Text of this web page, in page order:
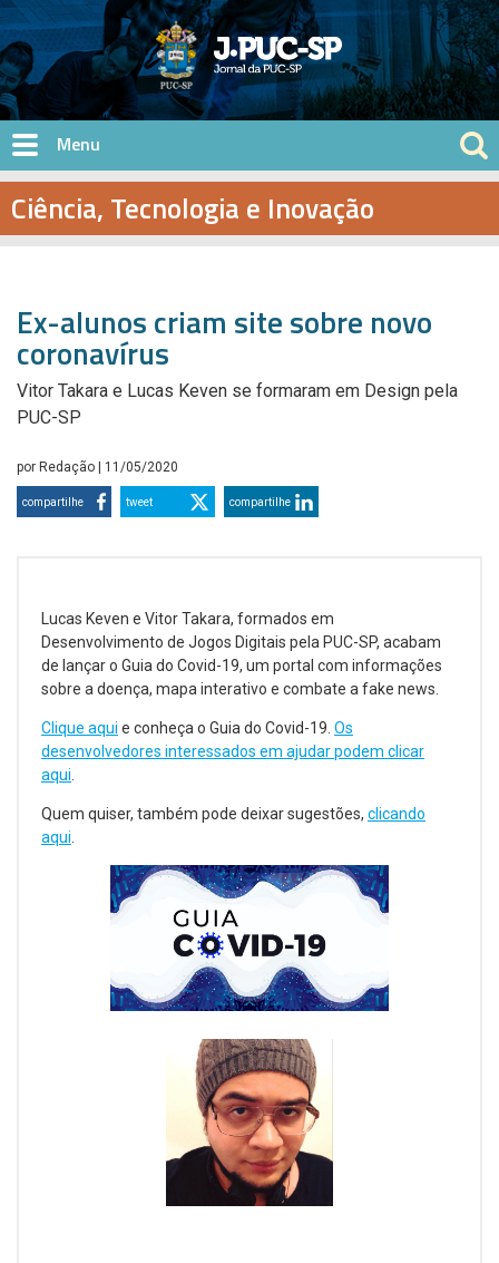
Pular para o conteúdo principal
Ciência, Tecnologia e Inovação
Ex-alunos criam site sobre novo
coronavírus
Vitor Takara e Lucas Keven se formaram em Design pela
PUC-SP
por Redação | 11/05/2020
compartilhe tweet compartilhe
Lucas Keven e Vitor Takara, formados em
Desenvolvimento de Jogos Digitais pela PUC-SP, acabam
de lançar o Guia do Covid-19, um portal com informações
sobre a doença, mapa interativo e combate a fake news.
Clique aqui e conheça o Guia do Covid-19. Os
desenvolvedores interessados em ajudar podem clicar
aqui
Quem quiser, também pode deixar sugestões, clicando
aqui